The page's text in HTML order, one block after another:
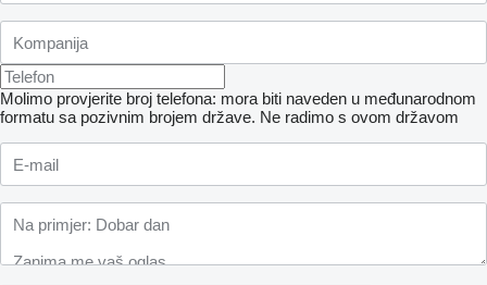
Molimo provjerite broj telefona: mora biti naveden u međunarodnom
formatu sa pozivnim brojem države. Ne radimo s ovom državom